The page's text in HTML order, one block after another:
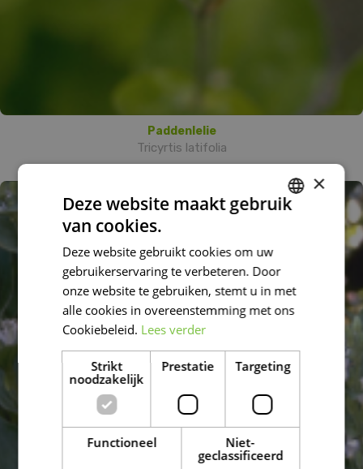
Paddenlelie
Tricyrtis latifolia
×
Deze website maakt gebruik
van cookies.
Deze website gebruikt cookies om uw
gebruikerservaring te verbeteren. Door
onze website te gebruiken, stemt u in met
alle cookies in overeenstemming met ons
Cookiebeleid. Lees verder
Strikt
noodzakelijk
Prestatie Targeting
Functioneel
Niet-
geclassificeerd